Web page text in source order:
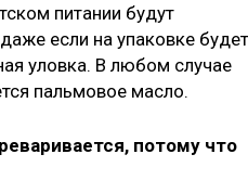
питании будут
если на упаковке будет
уловка. В любом случае
пальмовое масло.
потому что